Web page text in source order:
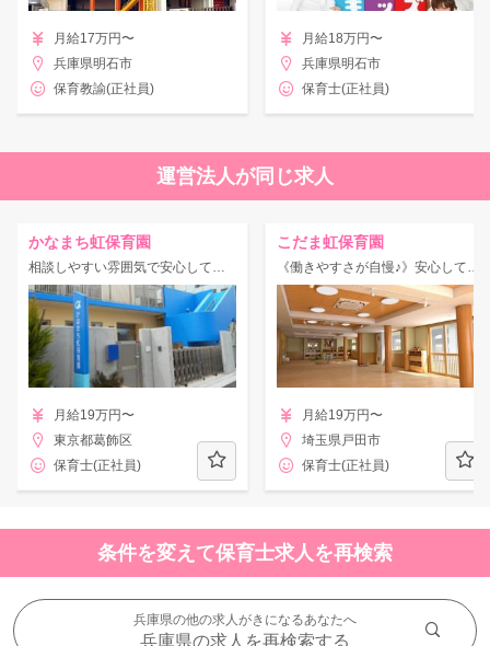
月給17万円〜
兵庫県明石市
保育教諭(正社員)
月給18万円〜
兵庫県明石市
保育士(正社員)
運営法人が同じ求人
かなまち虹保育園
相談しやすい雰囲気で安心して働ける☆園内外の研修が充実していて学べる機会がたくさんあります！
月給19万円〜
東京都葛飾区
保育士(正社員)
こだま虹保育園
《働きやすさが自慢♪》安心して働けるようバックアップがばっちり◎
月給19万円〜
埼玉県戸田市
保育士(正社員)
条件を変えて保育士求人を再検索
兵庫県の他の求人がきになるあなたへ
兵庫県の求人を再検索する